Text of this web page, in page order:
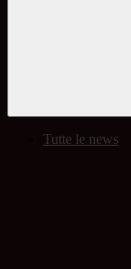
Tutte le news